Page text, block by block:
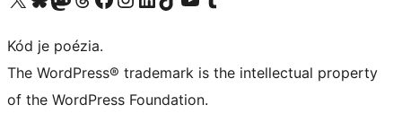
Kód je poézia.
The WordPress® trademark is the intellectual property
of the WordPress Foundation.